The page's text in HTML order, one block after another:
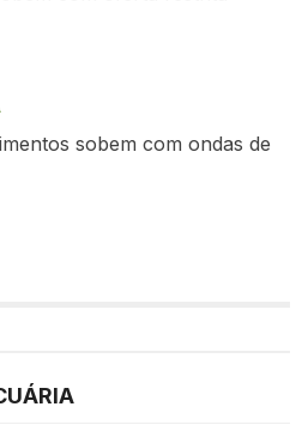
sobem com ondas de